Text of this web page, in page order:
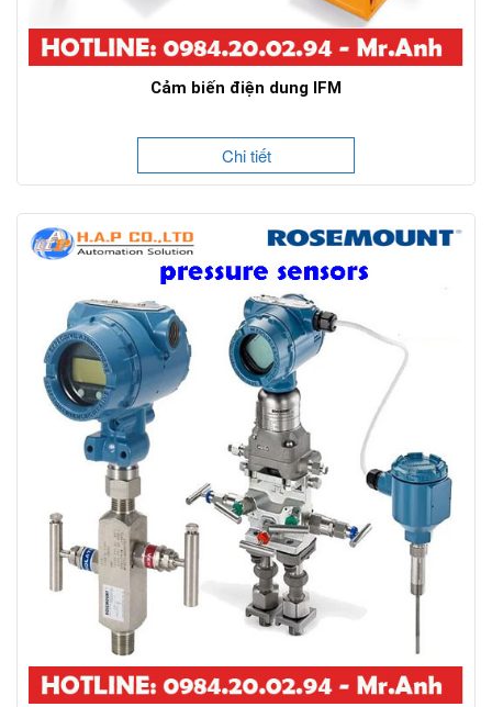
Cảm biến điện dung IFM
Chi tiết